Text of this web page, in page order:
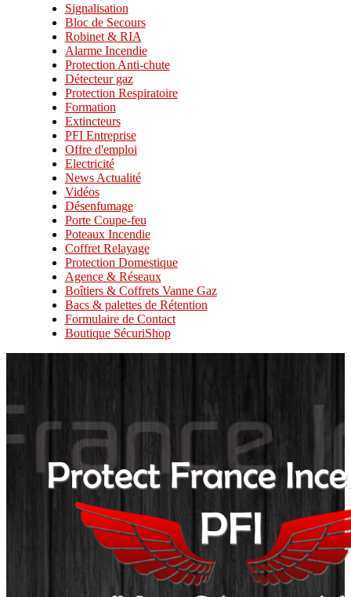
Signalisation
Bloc de Secours
Robinet & RIA
Alarme Incendie
Protection Anti-chute
Détecteur gaz
Protection Respiratoire
Formation
Extincteurs
PFI Entreprise
Offre d'emploi
Electricité
News Actualité
Vidéos
Désenfumage
Porte Coupe-feu
Poteaux Incendie
Coffret Relayage
Protection Domestique
Agence & Réseaux
Boîtiers & Coffrets Vanne Gaz
Bacs & palettes de Rétention
Formulaire de Contact
Boutique SécuriShop